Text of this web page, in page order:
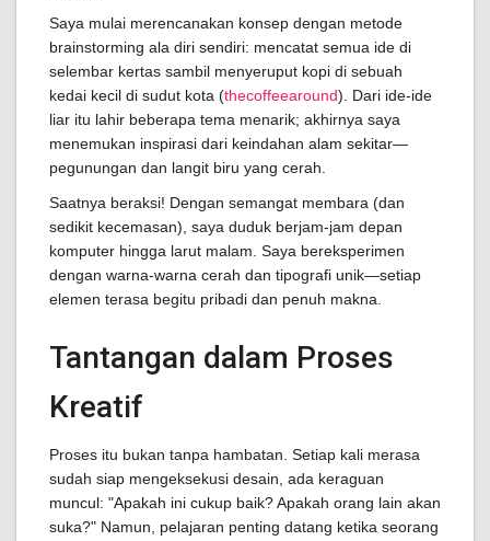
Saya mulai merencanakan konsep dengan metode
brainstorming ala diri sendiri: mencatat semua ide di
selembar kertas sambil menyeruput kopi di sebuah
kedai kecil di sudut kota (thecoffeearound). Dari ide-ide
liar itu lahir beberapa tema menarik; akhirnya saya
menemukan inspirasi dari keindahan alam sekitar—
pegunungan dan langit biru yang cerah.
Saatnya beraksi! Dengan semangat membara (dan
sedikit kecemasan), saya duduk berjam-jam depan
komputer hingga larut malam. Saya bereksperimen
dengan warna-warna cerah dan tipografi unik—setiap
elemen terasa begitu pribadi dan penuh makna.
Tantangan dalam Proses
Kreatif
Proses itu bukan tanpa hambatan. Setiap kali merasa
sudah siap mengeksekusi desain, ada keraguan
muncul: "Apakah ini cukup baik? Apakah orang lain akan
suka?" Namun, pelajaran penting datang ketika seorang